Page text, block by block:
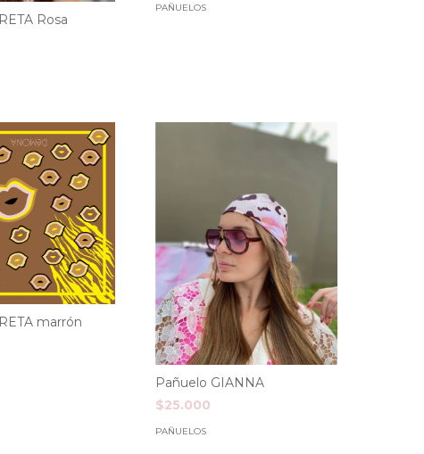
Rosa
PAÑUELOS
marrón
Pañuelo GIANNA
$25.000
PAÑUELOS